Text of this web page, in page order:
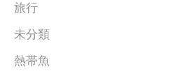
旅行
未分類
熱帯魚